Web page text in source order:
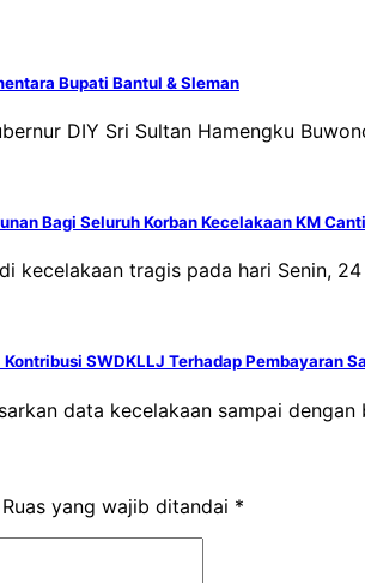
Bupati Bantul & Sleman
DIY Sri Sultan Hamengku
Bagi Seluruh Korban Kecelakaan KM
kecelakaan tragis pada hari Senin,
SWDKLLJ Terhadap Pembayaran
data kecelakaan sampai
Ruas yang wajib ditandai *